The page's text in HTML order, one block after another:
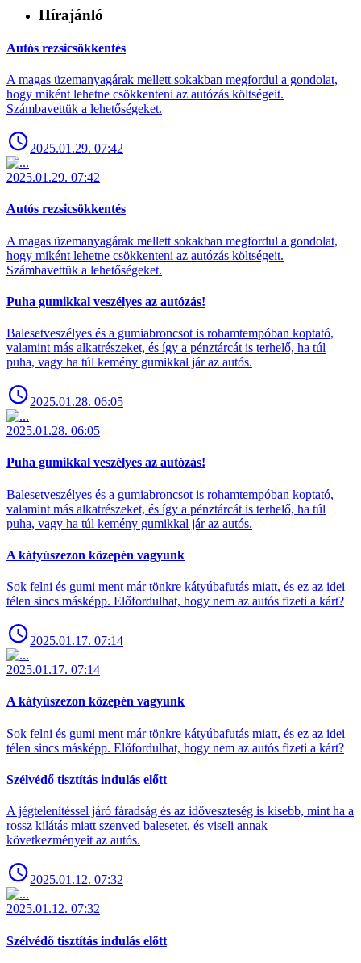
Hírajánló
Autós rezsicsökkentés
A magas üzemanyagárak mellett sokakban megfordul a gondolat,
hogy miként lehetne csökkenteni az autózás költségeit.
Számbavettük a lehetőségeket.
2025.01.29. 07:42
2025.01.29. 07:42
Autós rezsicsökkentés
A magas üzemanyagárak mellett sokakban megfordul a gondolat,
hogy miként lehetne csökkenteni az autózás költségeit.
Számbavettük a lehetőségeket.
Puha gumikkal veszélyes az autózás!
Balesetveszélyes és a gumiabroncsot is rohamtempóban koptató,
valamint más alkatrészeket, és így a pénztárcát is terhelő, ha túl
puha, vagy ha túl kemény gumikkal jár az autós.
2025.01.28. 06:05
2025.01.28. 06:05
Puha gumikkal veszélyes az autózás!
Balesetveszélyes és a gumiabroncsot is rohamtempóban koptató,
valamint más alkatrészeket, és így a pénztárcát is terhelő, ha túl
puha, vagy ha túl kemény gumikkal jár az autós.
A kátyúszezon közepén vagyunk
Sok felni és gumi ment már tönkre kátyúbafutás miatt, és ez az idei
télen sincs másképp. Előfordulhat, hogy nem az autós fizeti a kárt?
2025.01.17. 07:14
2025.01.17. 07:14
A kátyúszezon közepén vagyunk
Sok felni és gumi ment már tönkre kátyúbafutás miatt, és ez az idei
télen sincs másképp. Előfordulhat, hogy nem az autós fizeti a kárt?
Szélvédő tisztítás indulás előtt
A jégtelenítéssel járó fáradság és az időveszteség is kisebb, mint ha a
rossz kilátás miatt szenved balesetet, és viseli annak
következményeit az autós.
2025.01.12. 07:32
2025.01.12. 07:32
Szélvédő tisztítás indulás előtt